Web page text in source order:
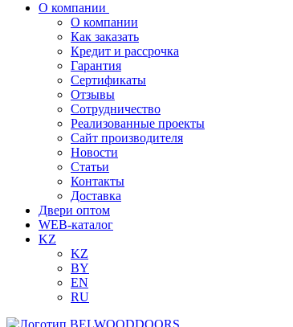
О компании
О компании
Как заказать
Кредит и рассрочка
Гарантия
Сертификаты
Отзывы
Сотрудничество
Реализованные проекты
Сайт производителя
Новости
Статьи
Контакты
Доставка
Двери оптом
WEB-каталог
KZ
KZ
BY
EN
RU